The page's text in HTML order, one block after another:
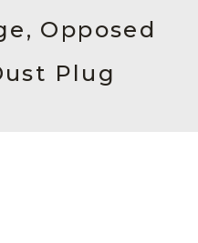
Opposed
Plug